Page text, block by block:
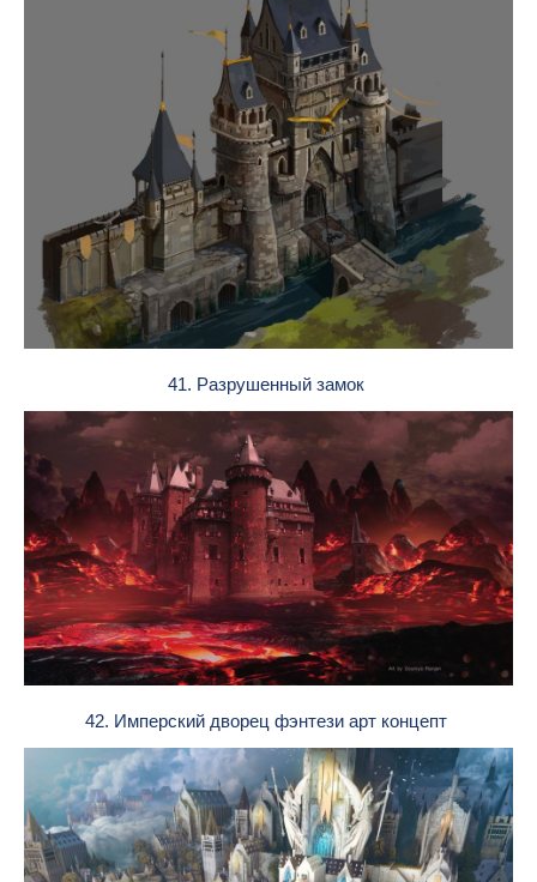
41. Разрушенный замок
42. Имперский дворец фэнтези арт концепт